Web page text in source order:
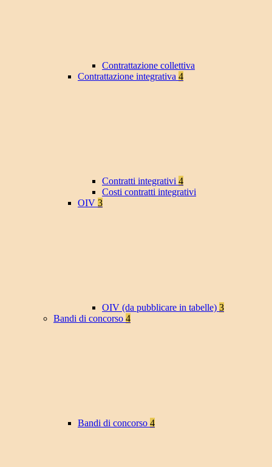
Contrattazione collettiva
Contrattazione integrativa 4
Contratti integrativi 4
Costi contratti integrativi
OIV 3
OIV (da pubblicare in tabelle) 3
Bandi di concorso 4
Bandi di concorso 4